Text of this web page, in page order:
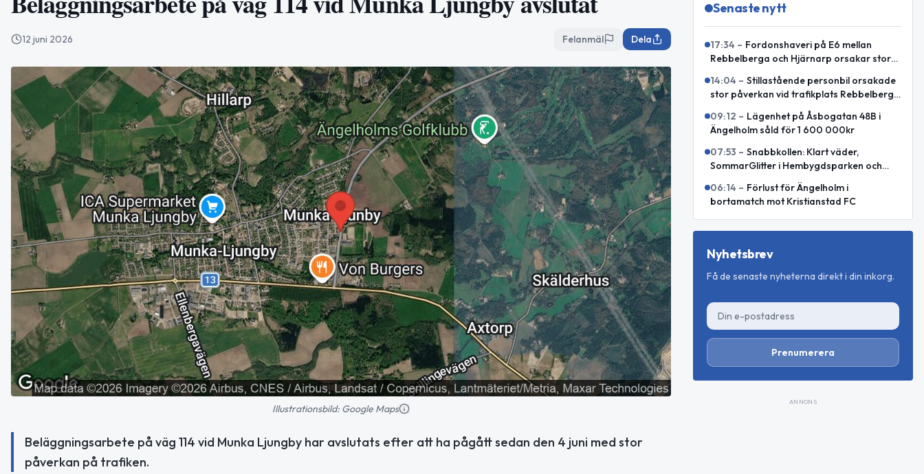
12 juni 2026 Felanmäl Dela
Illustrationsbild: Google Maps
Beläggningsarbete på väg 114 vid Munka Ljungby har avslutats efter att ha pågått sedan den 4 juni med stor
påverkan på trafiken.
Senaste nytt
17:34 – Fordonshaveri på E6 mellan
Rebbelberga och Hjärnarp orsakar stor
14:04 – Stillastående personbil orsakade
stor påverkan vid trafikplats Rebbelberga
09:12 – Lägenhet på Åsbogatan 48B i
Ängelholm såld för 1 600 000kr
07:53 – Snabbkollen: Klart väder,
SommarGlitter i Hembygdsparken och
internationellt försvarssamarbete
06:14 – Förlust för Ängelholm i
bortamatch mot Kristianstad FC
Nyhetsbrev
Få de senaste nyheterna direkt i din inkorg.
Prenumerera
ANNONS